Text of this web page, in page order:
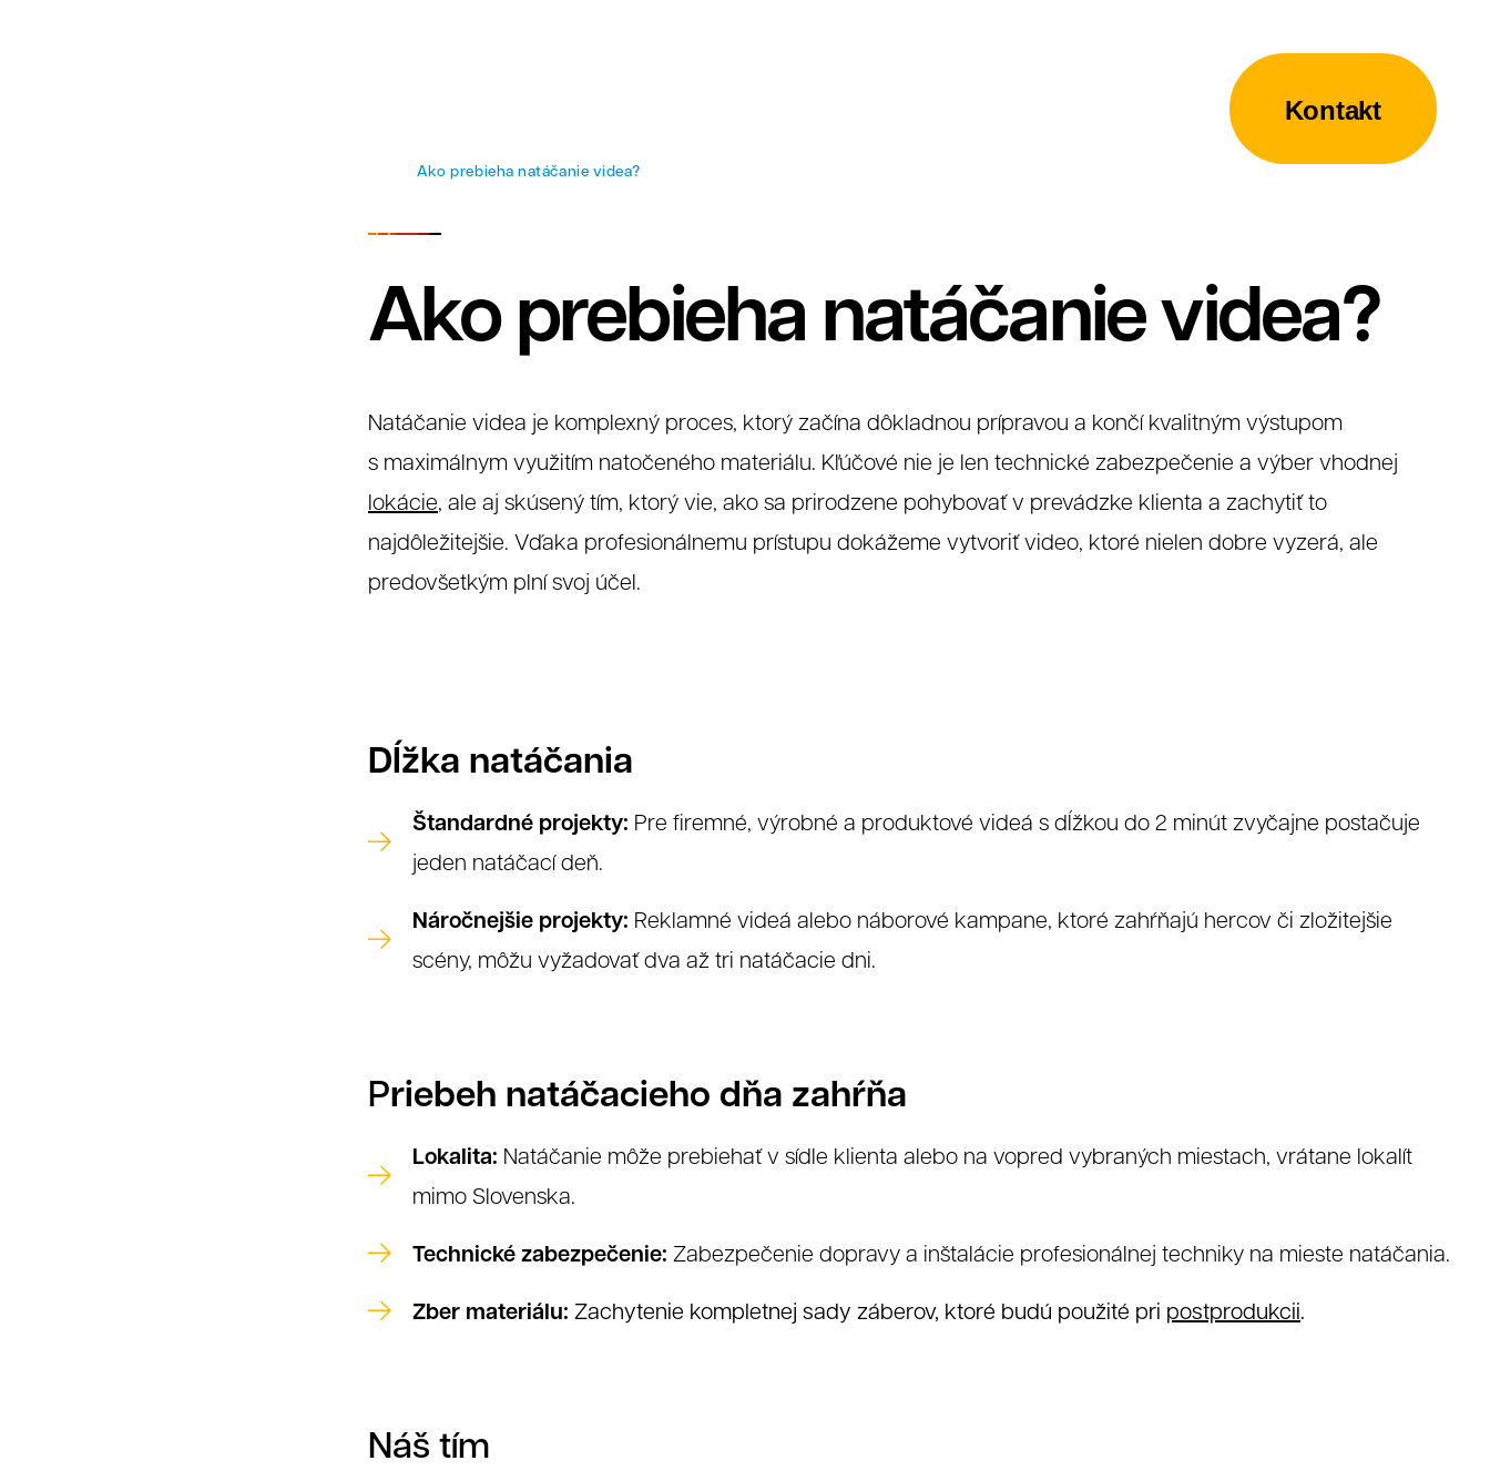
Ako prebieha natáčanie videa?
Ako prebieha natáčanie videa?
Natáčanie videa je komplexný proces, ktorý začína dôkladnou prípravou a končí kvalitným výstupom
s maximálnym využitím natočeného materiálu. Kľúčové nie je len technické zabezpečenie a výber vhodnej
lokácie, ale aj skúsený tím, ktorý vie, ako sa prirodzene pohybovať v prevádzke klienta a zachytiť to
najdôležitejšie. Vďaka profesionálnemu prístupu dokážeme vytvoriť video, ktoré nielen dobre vyzerá, ale
predovšetkým plní svoj účel.
Dĺžka natáčania
Štandardné projekty: Pre firemné, výrobné a produktové videá s dĺžkou do 2 minút zvyčajne postačuje
jeden natáčací deň.
Náročnejšie projekty: Reklamné videá alebo náborové kampane, ktoré zahŕňajú hercov či zložitejšie
scény, môžu vyžadovať dva až tri natáčacie dni.
Priebeh natáčacieho dňa zahŕňa
Lokalita: Natáčanie môže prebiehať v sídle klienta alebo na vopred vybraných miestach, vrátane lokalít
mimo Slovenska.
Technické zabezpečenie: Zabezpečenie dopravy a inštalácie profesionálnej techniky na mieste natáčania.
Zber materiálu: Zachytenie kompletnej sady záberov, ktoré budú použité pri postprodukcii.
Náš tím
Kontakt